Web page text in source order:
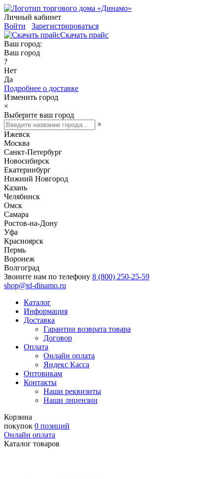
Личный кабинет
Войти
Зарегистрироваться
Скачать прайс
Ваш город:
Ваш город
?
Нет
Да
Подробнее о доставке
Изменить город
×
Выберите ваш город
×
Ижевск
Москва
Санкт-Петербург
Новосибирск
Екатеринбург
Нижний Новгород
Казань
Челябинск
Омск
Самара
Ростов-на-Дону
Уфа
Красноярск
Пермь
Воронеж
Волгоград
Звоните нам по телефону 8 (800) 250-25-59
shop@td-dinamo.ru
Каталог
Информация
Доставка
Гарантии возврата товара
Договор
Оплата
Онлайн оплата
Яндекс Касса
Оптовикам
Контакты
Наши реквизиты
Наши лицензии
Корзина
покупок 0 позиций
Онлайн оплата
Каталог товаров